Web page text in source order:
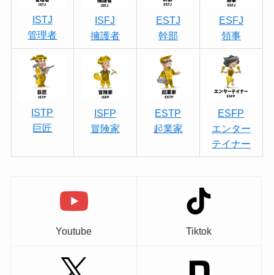
ISTJ
管理者
ISFJ
擁護者
ESTJ
幹部
ESFJ
領事
ISTP
巨匠
ISFP
冒険家
ESTP
起業家
ESFP
エンター
テイナー
Youtube Tiktok